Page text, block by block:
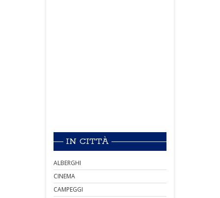
IN CITTÀ
ALBERGHI
CINEMA
CAMPEGGI